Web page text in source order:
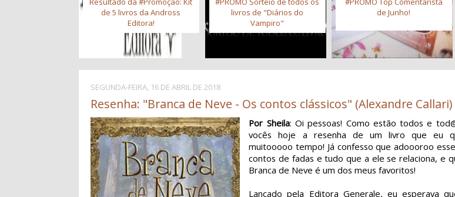
de 5 livros da Andross
Editora!
livros de "Diários do
Vampiro"
de Junho!
SEGUNDA-FEIRA, 16 DE ABRIL DE 2018
Resenha: "Branca de Neve - Os contos clássicos" (Alexandre Callari)
Por Sheila: Oi pessoas! Como estão todos e
vocês hoje a resenha de um livro que eu
muitooooo tempo! Já confesso que adoooroo
contos de fadas e tudo que a ele se relaciona, e
Branca de Neve é um dos meus favoritos!
Lançado pela Editora Generale, eu esperava